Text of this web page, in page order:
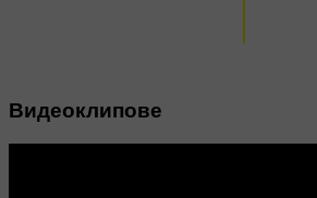
Видеоклипове